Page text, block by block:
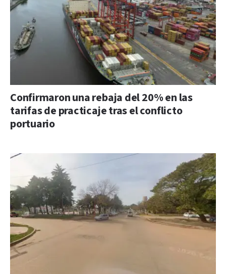
Confirmaron una rebaja del 20% en las
tarifas de practicaje tras el conflicto
portuario